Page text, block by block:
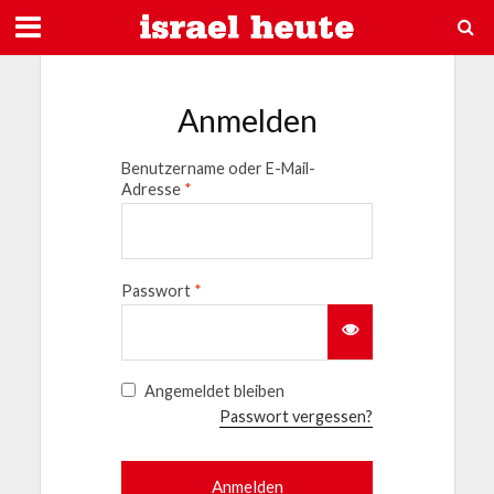
Anmelden
Benutzername oder E-Mail-
Adresse *
Passwort *
Angemeldet bleiben
Passwort vergessen?
Anmelden